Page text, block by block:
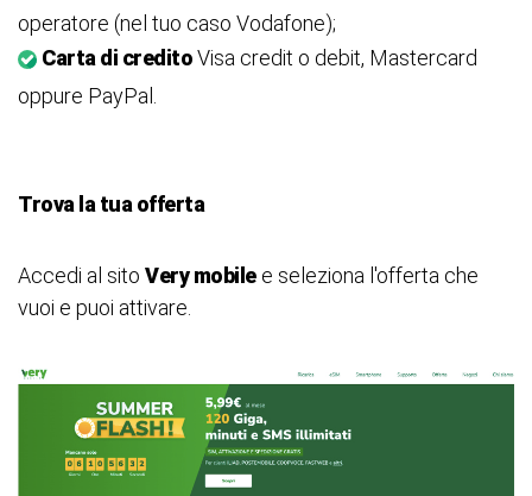
operatore (nel tuo caso Vodafone);
Carta di creditoVisa credit o debit, Mastercard
oppure PayPal.
Trova la tua offerta
Accedi al sito Very mobilee seleziona l'offerta che
vuoi e puoi attivare.